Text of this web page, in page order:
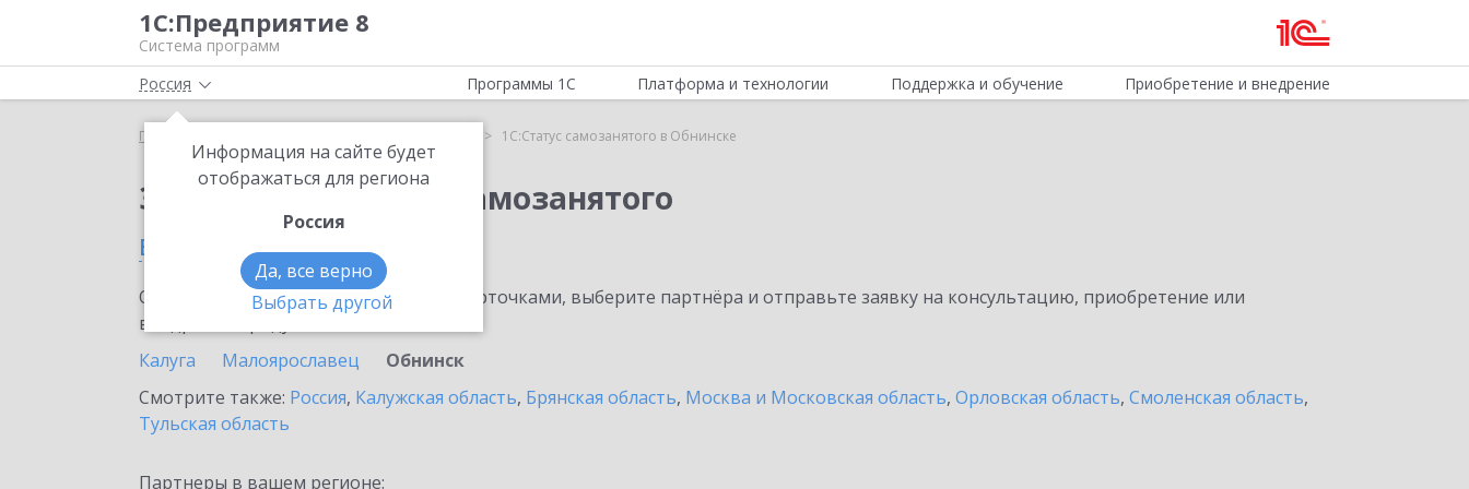
1С:Предприятие 8
Система программ
Россия
Информация на сайте будет
отображаться для региона
Россия
Да, все верно
Выбрать другой
Программы 1С Платформа и технологии Поддержка и обучение Приобретение и внедрение
Главная 1С:Статус самозанятого в Обнинске
Заказать 1С:Статус самозанятого
в Обнинске
Ознакомьтесь с информационными карточками, выберите партнёра и отправьте заявку на консультацию, приобретение или
внедрение продукта.
Калуга
Малоярославец
Обнинск
Смотрите также: Россия, Калужская область, Брянская область, Москва и Московская область, Орловская область, Смоленская область,
Тульская область
Партнеры в вашем регионе: